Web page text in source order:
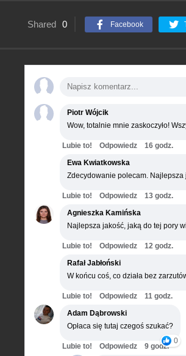
Shared 0 Facebook
Piotr Wójcik
Wow, totalnie mnie zaskoczyło!
Lubie to! Odpowiedz
16 godz.
Ewa Kwiatkowska
Zdecydowanie polecam.
Lubie to! Odpowiedz
13 godz.
Agnieszka Kamińska
Najlepsza jakość, jaką do tej pory
Lubie to! Odpowiedz
12 godz.
Rafał Jabłoński
W końcu coś, co działa bez
Lubie to! Odpowiedz
11 godz.
Adam Dąbrowski
Opłaca się tutaj czegoś szukać?
0
Lubie to! Odpowiedz
9 godz.